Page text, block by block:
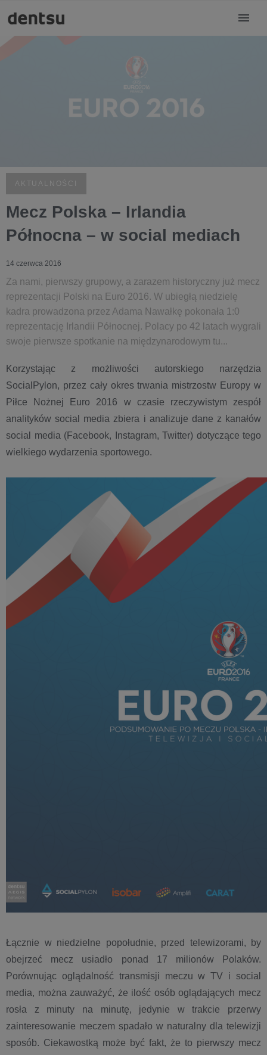
AKTUALNOŚCI
Mecz Polska – Irlandia
Północna – w social mediach
14 czerwca 2016
Za nami, pierwszy grupowy, a zarazem historyczny już mecz
reprezentacji Polski na Euro 2016. W ubiegłą niedzielę
kadra prowadzona przez Adama Nawałkę pokonała 1:0
reprezentację Irlandii Północnej. Polacy po 42 latach wygrali
swoje pierwsze spotkanie na międzynarodowym tu...
Korzystając z możliwości autorskiego narzędzia
SocialPylon, przez cały okres trwania mistrzostw Europy w
Piłce Nożnej Euro 2016 w czasie rzeczywistym zespół
analityków social media zbiera i analizuje dane z kanałów
social media (Facebook, Instagram, Twitter) dotyczące tego
wielkiego wydarzenia sportowego.
Łącznie w niedzielne popołudnie, przed telewizorami, by
obejrzeć mecz usiadło ponad 17 milionów Polaków.
Porównując oglądalność transmisji meczu w TV i social
media, można zauważyć, że ilość osób oglądających mecz
rosła z minuty na minutę, jedynie w trakcie przerwy
zainteresowanie meczem spadało w naturalny dla telewizji
sposób. Ciekawostką może być fakt, że to pierwszy mecz